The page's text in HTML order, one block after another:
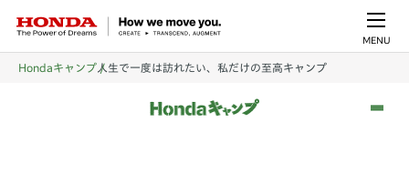
MENU
Hondaキャンプ 人生で一度は訪れたい、私だけの至高キャンプ